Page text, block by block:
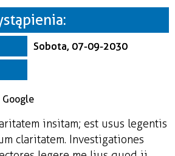
—
Miejsce
Organizator
Sobota, 07-09-2030
insitam; est usus legentis
claritatem. Investigationes